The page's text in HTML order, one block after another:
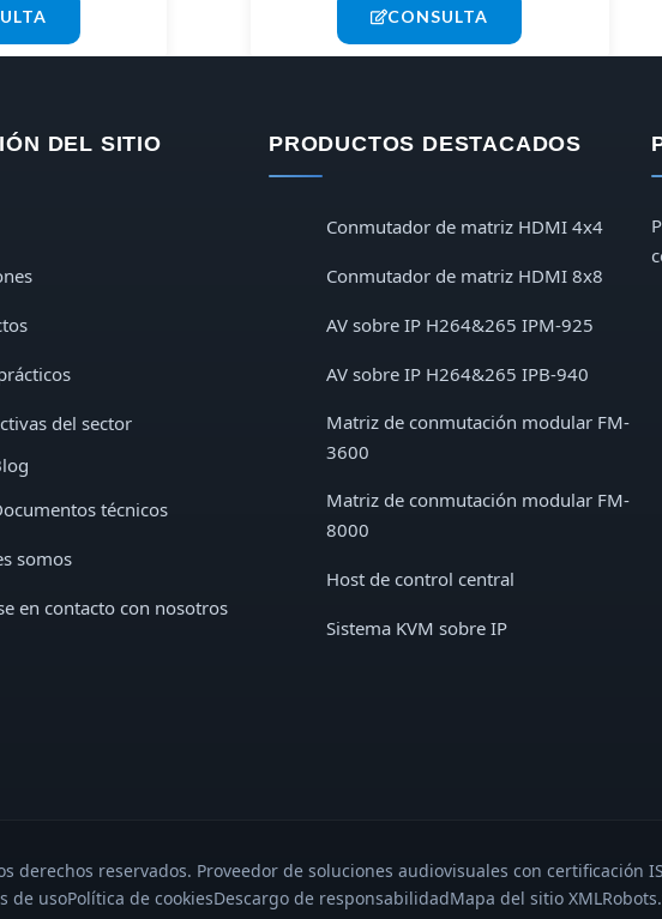
CONSULTA
DEL SITIO
del sector
técnicos
somos
en contacto con nosotros
PRODUCTOS DESTACADOS
Conmutador de matriz HDMI 4x4
Conmutador de matriz HDMI 8x8
AV sobre IP H264&265 IPM-925
AV sobre IP H264&265 IPB-940
Matriz de conmutación modular FM-
3600
Matriz de conmutación modular FM-
8000
Host de control central
Sistema KVM sobre IP
derechos reservados. Proveedor de soluciones audiovisuales con certificación
de usoPolítica de cookiesDescargo de responsabilidadMapa del sitio XML